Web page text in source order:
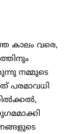
കാലം വരെ,
നമ്മുടെ
പരമാവധി